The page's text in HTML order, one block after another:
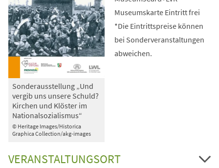
© Heritage Images/Historica
Graphica Collection/akg-images
Sonderausstellung „Und
vergib uns unsere Schuld?
Kirchen und Klöster im
Nationalsozialismus“
Museumskarte Eintritt frei
*Die Eintrittspreise können
bei Sonderveranstaltungen
abweichen.
VERANSTALTUNGSORT